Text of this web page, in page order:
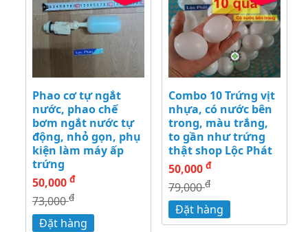
Phao cơ tự ngắt
nước, phao chế
bơm ngắt nước tự
động, nhỏ gọn, phụ
kiện làm máy ấp
trứng
50,000 đ
73,000đ
Đặt hàng
Combo 10 Trứng vịt
nhựa, có nước bên
trong, màu trắng,
to gần như trứng
thật shop Lộc Phát
50,000 đ
79,000đ
Đặt hàng